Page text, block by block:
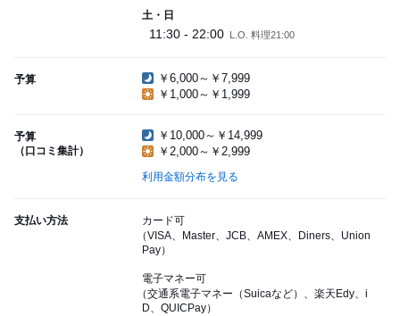
土・日
11:30 - 22:00 L.O. 料理21:00
予算
￥6,000～￥7,999
￥1,000～￥1,999
予算
（口コミ集計）
￥10,000～￥14,999
￥2,000～￥2,999
利用金額分布を見る
支払い方法
カード可
（VISA、Master、JCB、AMEX、Diners、Union
Pay）
電子マネー可
（交通系電子マネー（Suicaなど）、楽天Edy、i
D、QUICPay）